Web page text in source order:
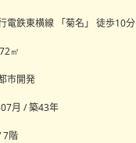
電鉄東横線 「菊名」 徒歩10分
㎡
市開発
月 / 築43年
7階